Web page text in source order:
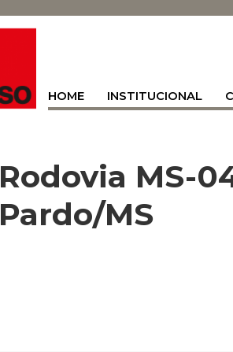
HOME INSTITUCIONAL
Rodovia MS-
Pardo/MS